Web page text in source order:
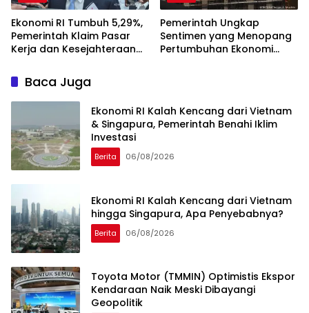
Ekonomi RI Tumbuh 5,29%,
Pemerintah Klaim Pasar
Kerja dan Kesejahteraan
Pemerintah Ungkap
Sentimen yang Menopang
Pertumbuhan Ekonomi
Baca Juga
Ekonomi RI Kalah Kencang dari Vietnam
& Singapura, Pemerintah Benahi Iklim
Investasi
Berita 06/08/2026
Ekonomi RI Kalah Kencang dari Vietnam
hingga Singapura, Apa Penyebabnya?
Berita 06/08/2026
Toyota Motor (TMMIN) Optimistis Ekspor
Kendaraan Naik Meski Dibayangi
Geopolitik